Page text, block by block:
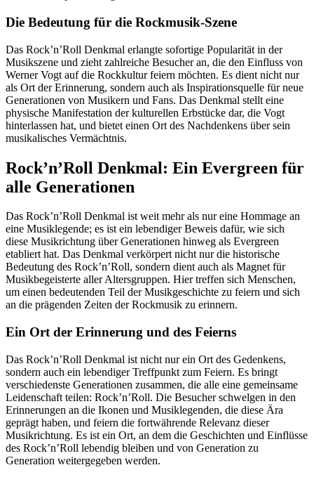
Die Bedeutung für die Rockmusik-Szene
Das Rock’n’Roll Denkmal erlangte sofortige Popularität in der
Musikszene und zieht zahlreiche Besucher an, die den Einfluss von
Werner Vogt auf die Rockkultur feiern möchten. Es dient nicht nur
als Ort der Erinnerung, sondern auch als Inspirationsquelle für neue
Generationen von Musikern und Fans. Das Denkmal stellt eine
physische Manifestation der kulturellen Erbstücke dar, die Vogt
hinterlassen hat, und bietet einen Ort des Nachdenkens über sein
musikalisches Vermächtnis.
Rock’n’Roll Denkmal: Ein Evergreen für
alle Generationen
Das Rock’n’Roll Denkmal ist weit mehr als nur eine Hommage an
eine Musiklegende; es ist ein lebendiger Beweis dafür, wie sich
diese Musikrichtung über Generationen hinweg als Evergreen
etabliert hat. Das Denkmal verkörpert nicht nur die historische
Bedeutung des Rock’n’Roll, sondern dient auch als Magnet für
Musikbegeisterte aller Altersgruppen. Hier treffen sich Menschen,
um einen bedeutenden Teil der Musikgeschichte zu feiern und sich
an die prägenden Zeiten der Rockmusik zu erinnern.
Ein Ort der Erinnerung und des Feierns
Das Rock’n’Roll Denkmal ist nicht nur ein Ort des Gedenkens,
sondern auch ein lebendiger Treffpunkt zum Feiern. Es bringt
verschiedenste Generationen zusammen, die alle eine gemeinsame
Leidenschaft teilen: Rock’n’Roll. Die Besucher schwelgen in den
Erinnerungen an die Ikonen und Musiklegenden, die diese Ära
geprägt haben, und feiern die fortwährende Relevanz dieser
Musikrichtung. Es ist ein Ort, an dem die Geschichten und Einflüsse
des Rock’n’Roll lebendig bleiben und von Generation zu
Generation weitergegeben werden.